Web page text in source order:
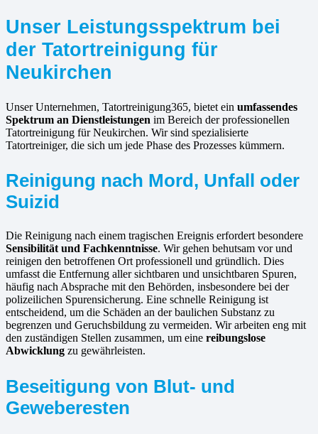
Unser Leistungsspektrum bei
der Tatortreinigung für
Neukirchen
Unser Unternehmen, Tatortreinigung365, bietet ein umfassendes
Spektrum an Dienstleistungen im Bereich der professionellen
Tatortreinigung für Neukirchen. Wir sind spezialisierte
Tatortreiniger, die sich um jede Phase des Prozesses kümmern.
Reinigung nach Mord, Unfall oder
Suizid
Die Reinigung nach einem tragischen Ereignis erfordert besondere
Sensibilität und Fachkenntnisse. Wir gehen behutsam vor und
reinigen den betroffenen Ort professionell und gründlich. Dies
umfasst die Entfernung aller sichtbaren und unsichtbaren Spuren,
häufig nach Absprache mit den Behörden, insbesondere bei der
polizeilichen Spurensicherung. Eine schnelle Reinigung ist
entscheidend, um die Schäden an der baulichen Substanz zu
begrenzen und Geruchsbildung zu vermeiden. Wir arbeiten eng mit
den zuständigen Stellen zusammen, um eine reibungslose
Abwicklung zu gewährleisten.
Beseitigung von Blut- und
Geweberesten